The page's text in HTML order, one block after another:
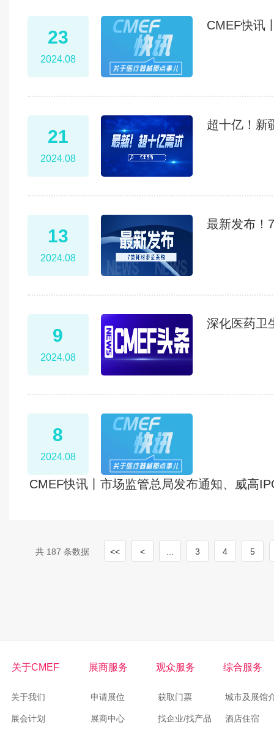
23
2024.08
CMEF快讯
21
2024.08
超十亿！新
13
2024.08
最新发布！
9
2024.08
深化医药卫
8
2024.08
CMEF快讯丨市场监管总局发布通知、威高
共 187 条数据 << < 3 4 5
关于CMEF
关于我们
展会计划
展商服务
申请展位
展商中心
观众服务
获取门票
找企业/找产品
综合服务
城市及展馆
酒店住宿